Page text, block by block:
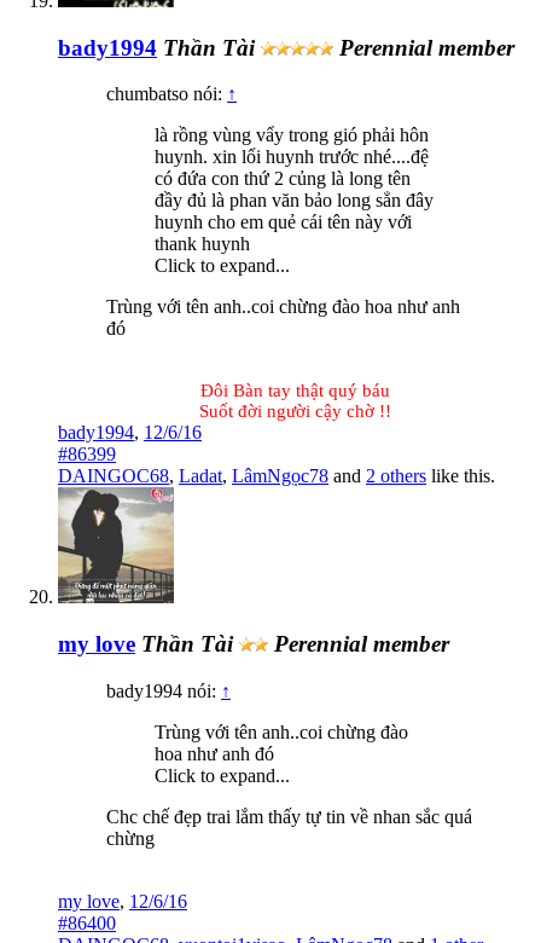
bady1994 Thần Tài Perennial member
chumbatso nói: ↑
là rồng vùng vẩy trong gió phải hôn
huynh. xin lổi huynh trước nhé....đệ
có đứa con thứ 2 củng là long tên
đầy đủ là phan văn bảo long sẳn đây
huynh cho em quẻ cái tên này với
thank huynh
Click to expand...
Trùng với tên anh..coi chừng đào hoa như anh
đó
Đôi Bàn tay thật quý báu
Suốt đời người cậy chờ !!​
bady1994, 12/6/16
#86399
DAINGOC68, Ladat, LâmNgọc78 and 2 others like this.
my love Thần Tài Perennial member
bady1994 nói: ↑
Trùng với tên anh..coi chừng đào
hoa như anh đó
Click to expand...
Chc chế đẹp trai lắm thấy tự tin về nhan sắc quá
chừng
my love, 12/6/16
#86400